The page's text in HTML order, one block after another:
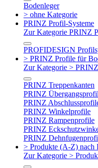
Bodenleger
> ohne Kategorie
PRINZ Profil-Systeme
Zur Kategorie PRINZ
PROFIDESIGN
> PRINZ Profile für
Zur Kategorie >
PRINZ Treppenkanten
PRINZ
PRINZ
PRINZ Winkelprofile
PRINZ Rampenprofile
PRINZ
PRINZ
> Produkte (A-Z) nach
Zur Kategorie >